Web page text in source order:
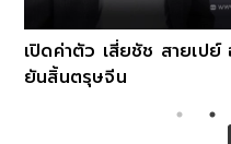
เปิดค่าตัว เสี่ยชัช สายเปย์ ฮอตยิ่งกว่าซุปตาร์ คิวงานยาว
ยันสิ้นตรุษจีน